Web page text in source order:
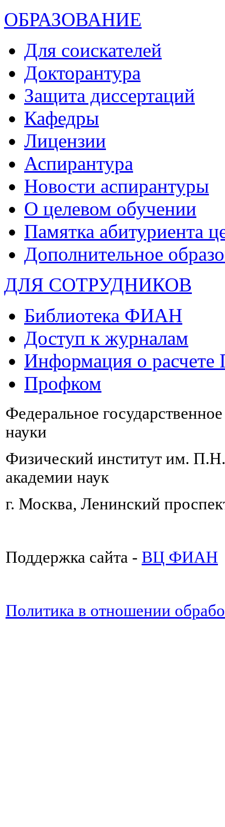
ОБРАЗОВАНИЕ
Для соискателей
Докторантура
Защита диссертаций
Кафедры
Лицензии
Аспирантура
Новости аспирантуры
О целевом обучении
Памятка абитуриента
Дополнительное
ДЛЯ СОТРУДНИКОВ
Библиотека ФИАН
Доступ к журналам
Информация о
Профком
Федеральное
науки
Физический институт им.
академии наук
г. Москва, Ленинский
Поддержка сайта - ВЦ ФИАН
Политика в отношении